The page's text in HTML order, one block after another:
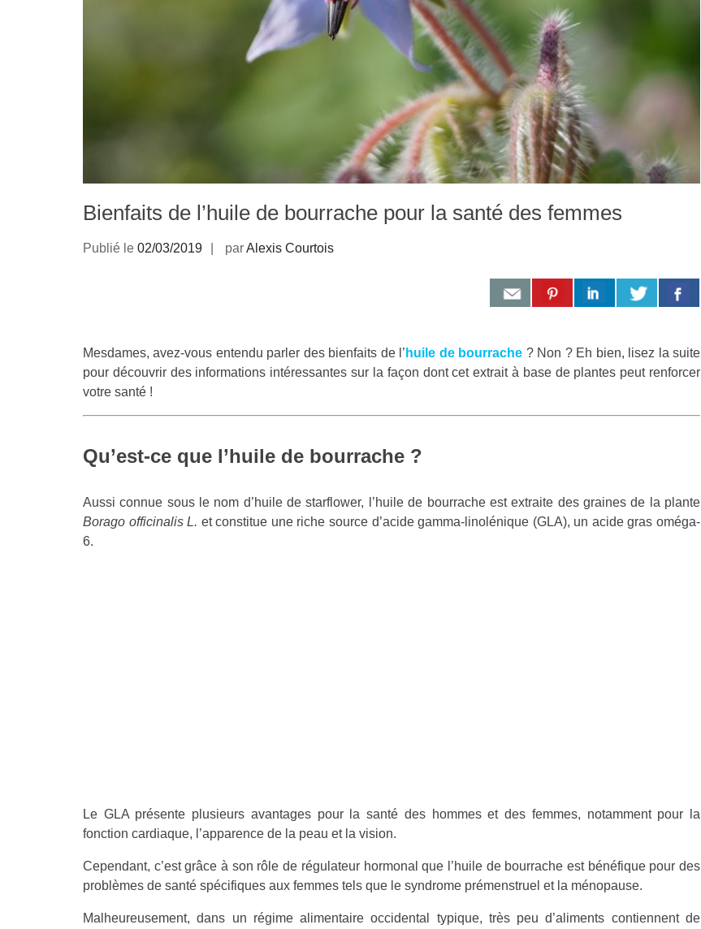
Bienfaits de l’huile de bourrache pour la santé des femmes
Publié le 02/03/2019 parAlexis Courtois
Mesdames, avez-vous entendu parler des bienfaits de l’ huile de bourrache ? Non ? Eh bien, lisez la suite
pour découvrir des informations intéressantes sur la façon dont cet extrait à base de plantes peut renforcer
votre santé !
Qu’est-ce que l’huile de bourrache ?
Aussi connue sous le nom d’huile de starflower, l’huile de bourrache est extraite des graines de la plante
Borago officinalis L. et constitue une riche source d’acide gamma-linolénique (GLA), un acide gras oméga-
6.
Le GLA présente plusieurs avantages pour la santé des hommes et des femmes, notamment pour la
fonction cardiaque, l’apparence de la peau et la vision.
Cependant, c’est grâce à son rôle de régulateur hormonal que l’huile de bourrache est bénéfique pour des
problèmes de santé spécifiques aux femmes tels que le syndrome prémenstruel et la ménopause.
Malheureusement, dans un régime alimentaire occidental typique, très peu d’aliments contiennent de